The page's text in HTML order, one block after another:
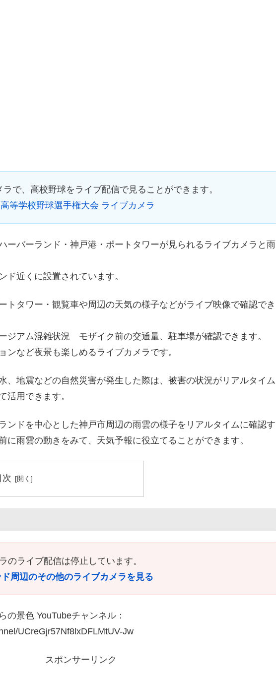
で、高校野球をライブ配信で見ることができます。
等学校野球選手権大会 ライブカメラ
ーバーランド・神戸港・ポートタワーが見られるライブカメラと雨
ド近くに設置されています。
トタワー・観覧車や周辺の天気の様子などがライブ映像で確認でき
ジアム混雑状況 モザイク前の交通量、駐車場が確認できます。
ンなど夜景も楽しめるライブカメラです。
、地震などの自然災害が発生した際は、被害の状況がリアルタイム
活用できます。
ンドを中心とした神戸市周辺の雨雲の様子をリアルタイムに確認す
に雨雲の動きをみて、天気予報に役立てることができます。
次
のライブ配信は停止しています。
周辺のその他のライブカメラを見る
の景色 YouTubeチャンネル：
UCreGjr57Nf8lxDFLMtUV-Jw
スポンサーリンク